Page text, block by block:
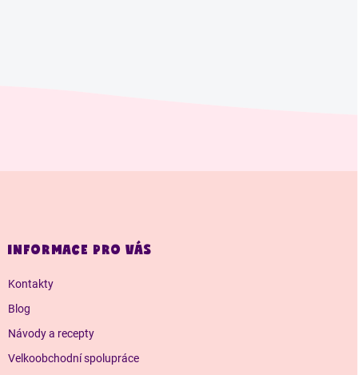
a INFORMACE PRO VÁS
Kontakty
Blog
Návody a recepty
Velkoobchodní spolupráce